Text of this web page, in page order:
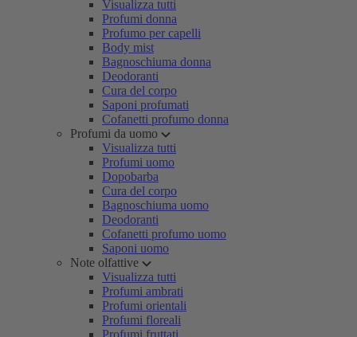
Visualizza tutti
Profumi donna
Profumo per capelli
Body mist
Bagnoschiuma donna
Deodoranti
Cura del corpo
Saponi profumati
Cofanetti profumo donna
Profumi da uomo
Visualizza tutti
Profumi uomo
Dopobarba
Cura del corpo
Bagnoschiuma uomo
Deodoranti
Cofanetti profumo uomo
Saponi uomo
Note olfattive
Visualizza tutti
Profumi ambrati
Profumi orientali
Profumi floreali
Profumi fruttati